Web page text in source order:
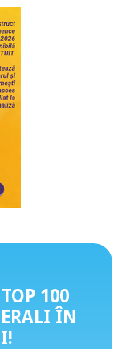
100
ÎN
!